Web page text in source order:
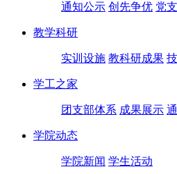
通知公示 创先争优 党
教学科研
实训设施 教科研成果
学工之家
团支部体系 成果展示
学院动态
学院新闻 学生活动